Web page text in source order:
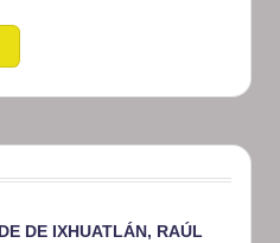
DE IXHUATLÁN, RAÚL